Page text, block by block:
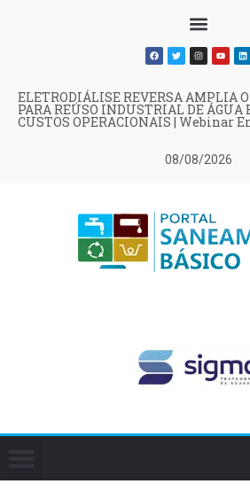
08/08/2026
ELETRODIÁLISE REVERSA AMPLIA
PARA REÚSO INDUSTRIAL DE ÁGUA
CUSTOS OPERACIONAIS | Webinar